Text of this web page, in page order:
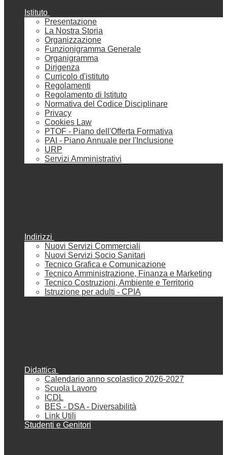
Istituto
Presentazione
La Nostra Storia
Organizzazione
Funzionigramma Generale
Organigramma
Dirigenza
Curricolo d'istituto
Regolamenti
Regolamento di Istituto
Normativa del Codice Disciplinare
Privacy
Cookies Law
PTOF - Piano dell'Offerta Formativa
PAI - Piano Annuale per l'Inclusione
URP
Servizi Amministrativi
Indirizzi
Nuovi Servizi Commerciali
Nuovi Servizi Socio Sanitari
Tecnico Grafica e Comunicazione
Tecnico Amministrazione, Finanza e Marketing
Tecnico Costruzioni, Ambiente e Territorio
Istruzione per adulti - CPIA
Didattica
Calendario anno scolastico 2026-2027
Scuola Lavoro
ICDL
BES - DSA - Diversabilità
Link Utili
Studenti e Genitori